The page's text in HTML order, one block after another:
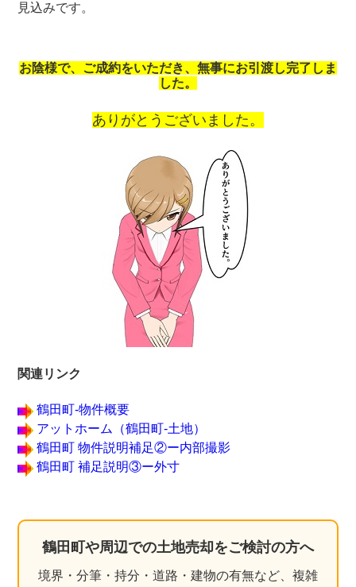
見込みです。
お陰様で、ご成約をいただき、無事にお引渡し完了しま
した。
ありがとうございました。
関連リンク
鶴田町‐物件概要
アットホーム（鶴田町‐土地）
鶴田町 物件説明補足②ー内部撮影
鶴田町 補足説明③ー外寸
鶴田町や周辺での土地売却をご検討の方へ
境界・分筆・持分・道路・建物の有無など、複雑